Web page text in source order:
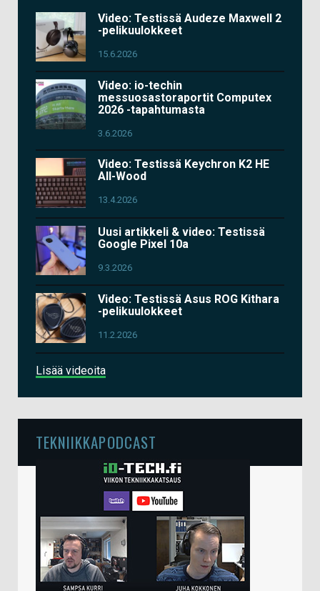
Video: Testissä Audeze Maxwell 2
-pelikuulokkeet
15.6.2026
Video: io-techin
messuosastoraportit Computex
2026 -tapahtumasta
3.6.2026
Video: Testissä Keychron K2 HE
All-Wood
13.4.2026
Uusi artikkeli & video: Testissä
Google Pixel 10a
9.3.2026
Video: Testissä Asus ROG Kithara
-pelikuulokkeet
11.2.2026
Lisää videoita
TEKNIIKKAPODCAST